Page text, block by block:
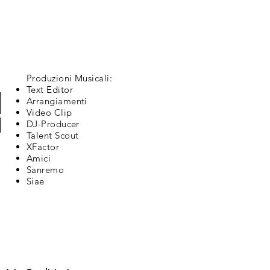
come legittimo. A quel punto,
costruire un pubblico di
effetti che i giochi hanno
di Spotify. Su Spotify, i brani
raccolti e mostrati al
riprodotte le tue tracce, più
Spotify significa
Produzioni Musicali:
Text Editor
Arrangiamenti
Video Clip
DJ-Producer
Talent Scout
XFactor
Amici
Sanremo
Siae